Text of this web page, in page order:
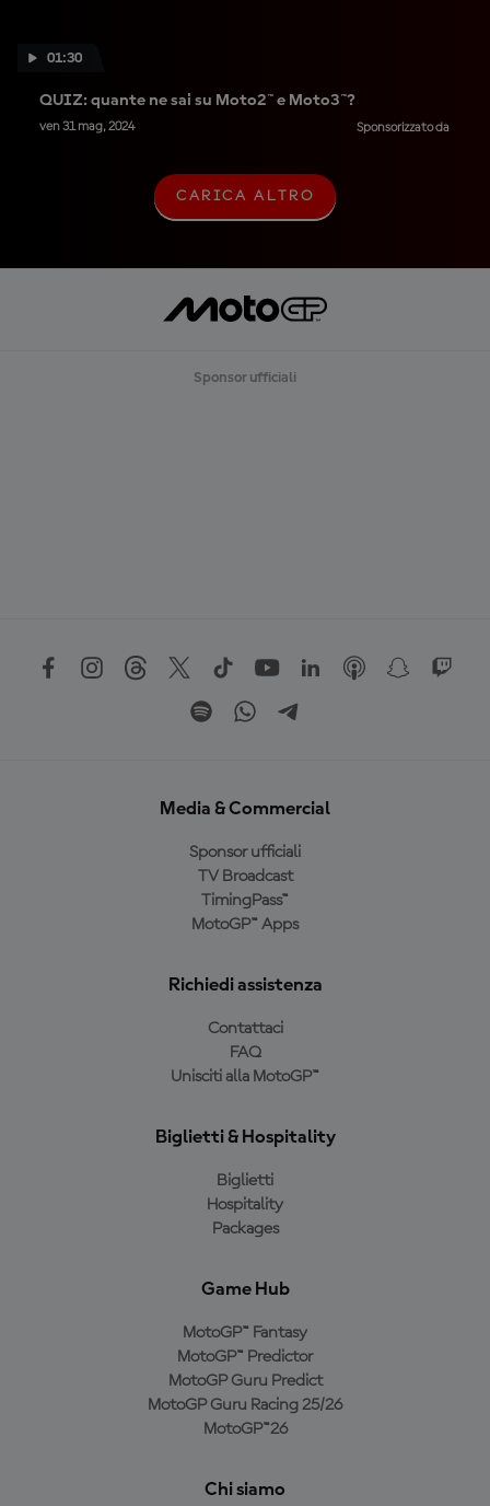
01:30
QUIZ: quante ne sai su Moto2™ e Moto3™?
ven 31 mag, 2024 Sponsorizzato da
C
A
A
A
R
CARICA ALTRO
Sponsor ufficiali
Media & Commercial
Sponsor ufficiali
TV Broadcast
TimingPass™
MotoGP™ Apps
Richiedi assistenza
Contattaci
FAQ
Unisciti alla MotoGP™
Biglietti & Hospitality
Biglietti
Hospitality
Packages
Game Hub
MotoGP™ Fantasy
MotoGP™ Predictor
MotoGP Guru Predict
MotoGP Guru Racing 25/26
MotoGP™26
Chi siamo